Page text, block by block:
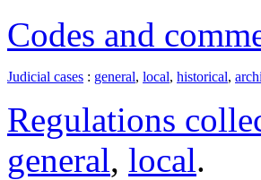
Codes and
Judicial cases : general, local, historical,
Regulations
general, local.